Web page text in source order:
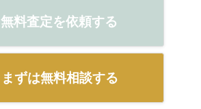
無料査定を依頼する
まずは無料相談する